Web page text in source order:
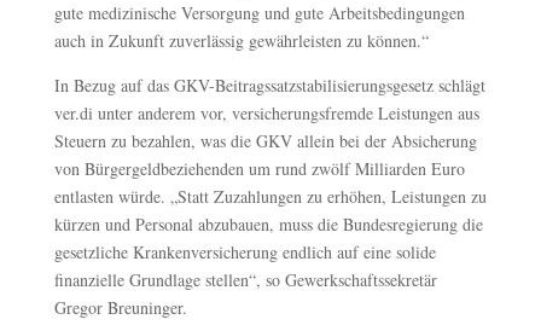
gute medizinische Versorgung und gute Arbeitsbedingungen
auch in Zukunft zuverlässig gewährleisten zu können.“
In Bezug auf das GKV-Beitragssatzstabilisierungsgesetz schlägt
ver.di unter anderem vor, versicherungsfremde Leistungen aus
Steuern zu bezahlen, was die GKV allein bei der Absicherung
von Bürgergeldbeziehenden um rund zwölf Milliarden Euro
entlasten würde. „Statt Zuzahlungen zu erhöhen, Leistungen zu
kürzen und Personal abzubauen, muss die Bundesregierung die
gesetzliche Krankenversicherung endlich auf eine solide
finanzielle Grundlage stellen“, so Gewerkschaftssekretär
Gregor Breuninger.